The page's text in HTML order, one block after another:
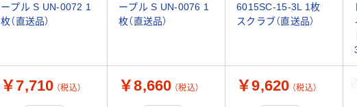
ープル S UN-0072 1
枚（直送品）
ープル S UN-0076 1
枚（直送品）
6015SC-15-3L 1枚
スクラブ（直送品）
￥7,710 （税込） ￥8,660 （税込） ￥9,620 （税込）